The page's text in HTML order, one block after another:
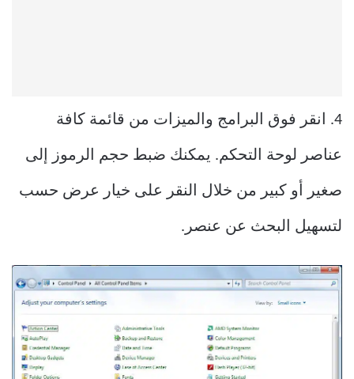
4. انقر فوق البرامج والميزات من قائمة كافة
عناصر لوحة التحكم. يمكنك ضبط حجم الرموز إلى
صغير أو كبير من خلال النقر على خيار عرض حسب
لتسهيل البحث عن عنصر.